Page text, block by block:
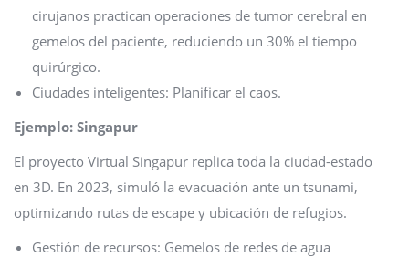
cirujanos practican operaciones de tumor cerebral en
gemelos del paciente, reduciendo un 30% el tiempo
quirúrgico.
Ciudades inteligentes: Planificar el caos.
Ejemplo: Singapur
El proyecto Virtual Singapur replica toda la ciudad-estado
en 3D. En 2023, simuló la evacuación ante un tsunami,
optimizando rutas de escape y ubicación de refugios.
Gestión de recursos: Gemelos de redes de agua